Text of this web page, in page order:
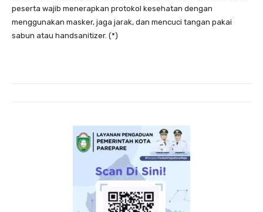
peserta wajib menerapkan protokol kesehatan dengan
menggunakan masker, jaga jarak, dan mencuci tangan pakai
sabun atau handsanitizer. (*)